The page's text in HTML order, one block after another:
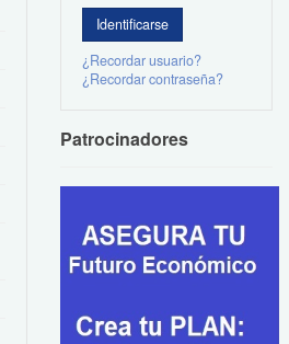
¿Recordar usuario?
¿Recordar contraseña?
Patrocinadores